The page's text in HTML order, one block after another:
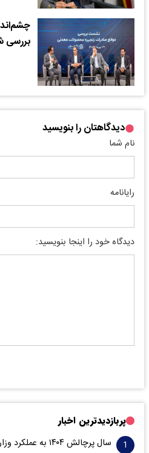
بررسی
دیدگاهتان را بنویسید
نام شما
رایانامه
دیدگاه خود را اینجا بنویسید:
پربازدیدترین اخبار
سال پرچالش ۱۴۰۴